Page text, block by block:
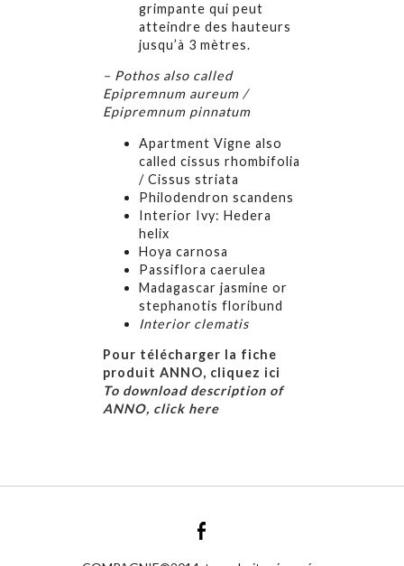
grimpante qui peut
atteindre des hauteurs
jusqu’à 3 mètres.
– Pothos also called
Epipremnum aureum /
Epipremnum pinnatum
Apartment Vigne also
called cissus rhombifolia
/ Cissus striata
Philodendron scandens
Interior Ivy: Hedera
helix
Hoya carnosa
Passiflora caerulea
Madagascar jasmine or
stephanotis floribund
Interior clematis
Pour télécharger la fiche
produit ANNO, cliquez ici
To download description of
ANNO, click here